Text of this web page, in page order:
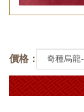
價格：